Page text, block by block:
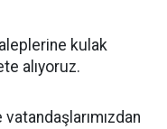
kulak
alıyoruz.